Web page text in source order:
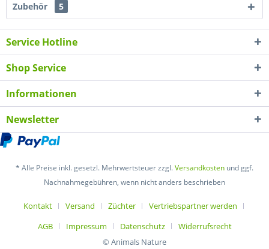
Zubehör 5
Service Hotline
Shop Service
Informationen
Newsletter
* Alle Preise inkl. gesetzl. Mehrwertsteuer zzgl.Versandkosten und ggf.
Nachnahmegebühren, wenn nicht anders beschrieben
Kontakt Versand Züchter
Vertriebspartner werden
AGB
Impressum Datenschutz
Widerrufsrecht
© Animals Nature